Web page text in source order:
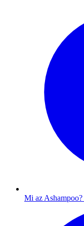
Mi az Ashampoo?